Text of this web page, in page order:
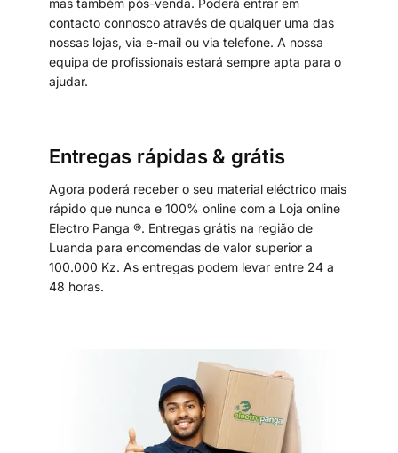
mas também pós-venda. Poderá entrar em
contacto connosco através de qualquer uma das
nossas lojas, via e-mail ou via telefone. A nossa
equipa de profissionais estará sempre apta para o
ajudar.
Entregas rápidas & grátis
Agora poderá receber o seu material eléctrico mais
rápido que nunca e 100% online com a Loja online
Electro Panga ®. Entregas grátis na região de
Luanda para encomendas de valor superior a
100.000 Kz. As entregas podem levar entre 24 a
48 horas.